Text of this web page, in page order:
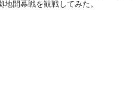
地開幕戦を観戦してみた。